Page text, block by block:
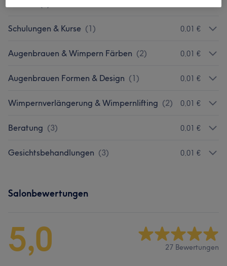
Schulungen & Kurse (1) 0,01 €
Augenbrauen & Wimpern Färben (2) 0,01 €
Augenbrauen Formen & Design (1) 0,01 €
Wimpernverlängerung & Wimpernlifting (2) 0,01 €
Beratung (3) 0,01 €
Gesichtsbehandlungen (3) 0,01 €
Salonbewertungen
5,0 27 Bewertungen